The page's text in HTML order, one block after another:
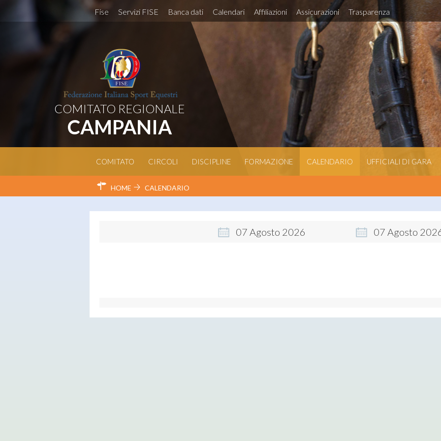
Fise Servizi FISE Banca dati Calendari Affiliazioni Assicurazioni Trasparenza
COMITATO REGIONALE
CAMPANIA
COMITATO CIRCOLI DISCIPLINE FORMAZIONE CALENDARIO UFFICIALI DI GARA
HOME CALENDARIO
07 Agosto 2026 07 Agosto